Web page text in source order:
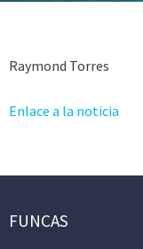
Raymond Torres
Enlace a la noticia
FUNCAS